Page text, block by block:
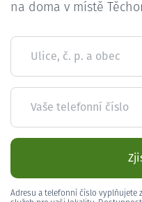
na doma v místě
Ulice, č. p. a obec
Vaše telefonní číslo
Adresu a telefonní číslo vyplňujete